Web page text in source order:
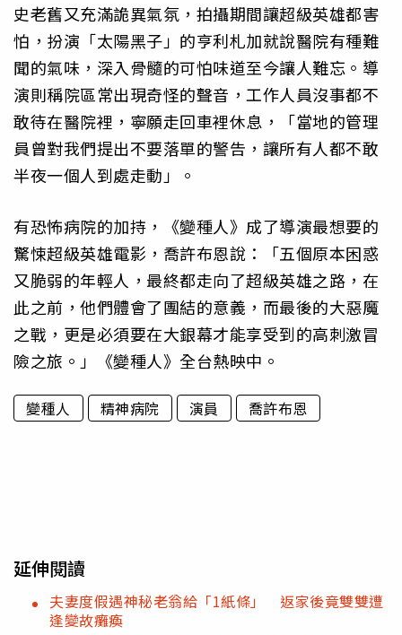
史老舊又充滿詭異氣氛，拍攝期間讓超級英雄都害
怕，扮演「太陽黑子」的亨利札加就說醫院有種難
聞的氣味，深入骨髓的可怕味道至今讓人難忘。導
演則稱院區常出現奇怪的聲音，工作人員沒事都不
敢待在醫院裡，寧願走回車裡休息，「當地的管理
員曾對我們提出不要落單的警告，讓所有人都不敢
半夜一個人到處走動」。
有恐怖病院的加持，《變種人》成了導演最想要的
驚悚超級英雄電影，喬許布恩說：「五個原本困惑
又脆弱的年輕人，最終都走向了超級英雄之路，在
此之前，他們體會了團結的意義，而最後的大惡魔
之戰，更是必須要在大銀幕才能享受到的高刺激冒
險之旅。」《變種人》全台熱映中。
變種人 精神病院 演員 喬許布恩
延伸閱讀
夫妻度假遇神秘老翁給「1紙條」 返家後竟雙雙遭
逢變故癱瘓